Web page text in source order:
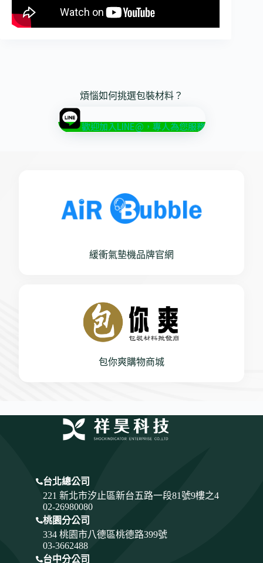
煩惱如何挑選包裝材料？
歡迎加入LINE@，專人為您服務
緩衝氣墊機品牌官網
包你爽購物商城
台北總公司
221 新北市汐止區新台五路一段81號9樓之4
02-26980080
桃園分公司
334 桃園市八德區桃德路399號
03-3662488
台中分公司